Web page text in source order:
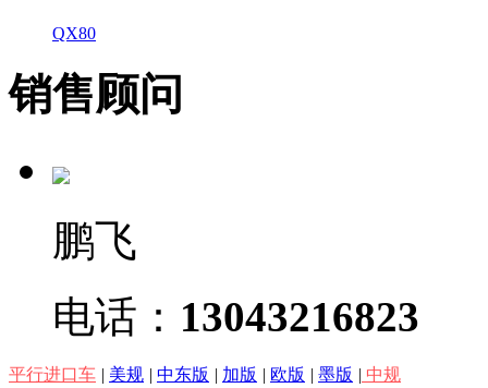
QX80
销售顾问
鹏飞
电话： 13043216823
平行进口车 | 美规 | 中东版 | 加版 | 欧版 | 墨版 | 中规